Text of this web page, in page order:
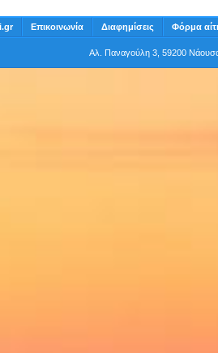
Επικοινωνία Διαφημίσεις Φόρμα
Αλ. Παναγούλη 3, 59200